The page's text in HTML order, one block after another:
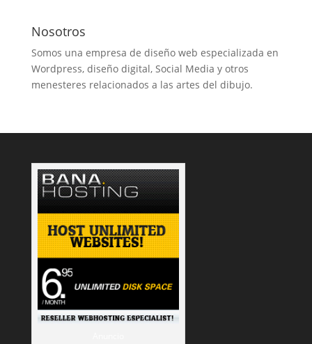
Nosotros
Somos una empresa de diseño web especializada en
Wordpress, diseño digital, Social Media y otros
menesteres relacionados a las artes del dibujo.